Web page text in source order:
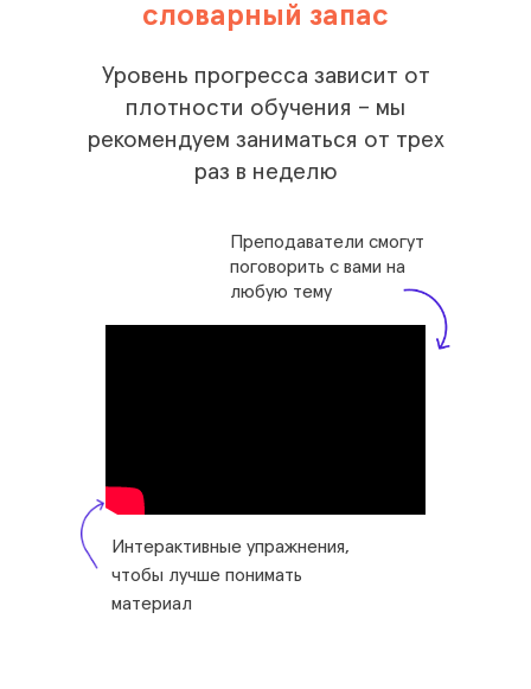
словарный запас
Уровень прогресса зависит от
плотности обучения – мы
рекомендуем заниматься от трех
раз в неделю
Преподаватели смогут
поговорить с вами на
любую тему
Интерактивные упражнения,
чтобы лучше понимать
материал